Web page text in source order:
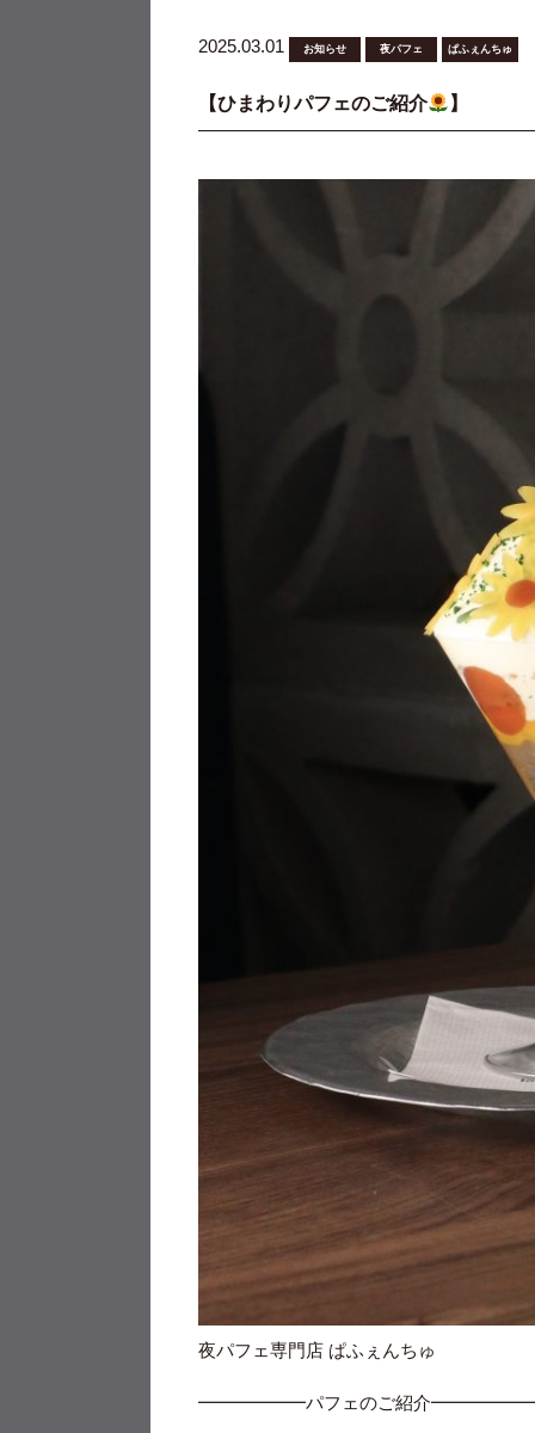
2025.03.01 お知らせ 夜パフェ ぱふぇんちゅ
【ひまわりパフェのご紹介 】
夜パフェ専門店 ぱふぇんちゅ
━━━━━━パフェのご紹介